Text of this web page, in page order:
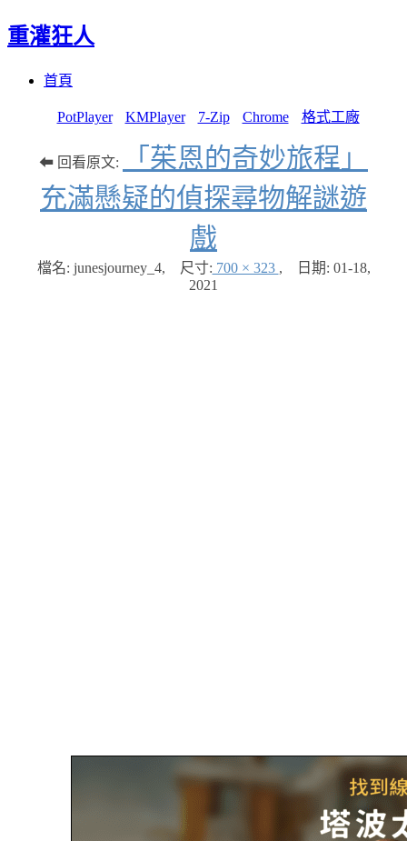
重灌狂人
首頁
PotPlayer KMPlayer 7-Zip Chrome 格式工廠
⬅ 回看原文:
「茱恩的奇妙旅程」
充滿懸疑的偵探尋物解謎遊
戲
檔名: junesjourney_4, 尺寸: 700 × 323 , 日期: 01-18,
2021